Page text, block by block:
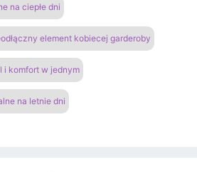
na ciepłe dni
element kobiecej garderoby
i komfort w jednym
na letnie dni